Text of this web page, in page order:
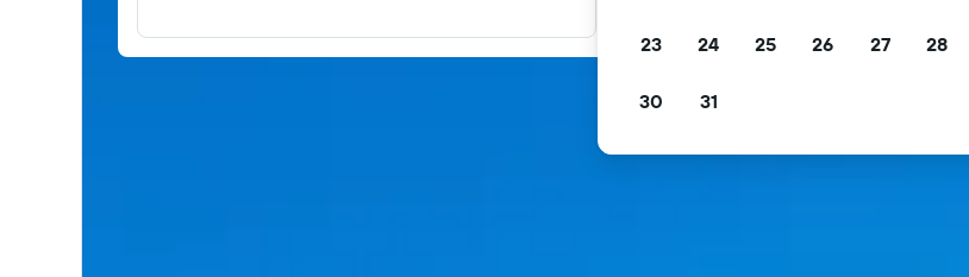
23 24 25 26 27 28
30 31